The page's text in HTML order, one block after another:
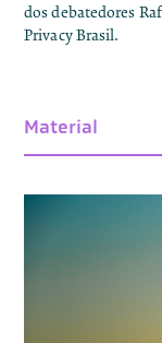
dos debatedores
Privacy Brasil.
Material